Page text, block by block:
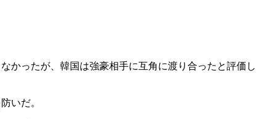
かったが、韓国は強豪相手に互角に渡り合ったと評価し
いだ。